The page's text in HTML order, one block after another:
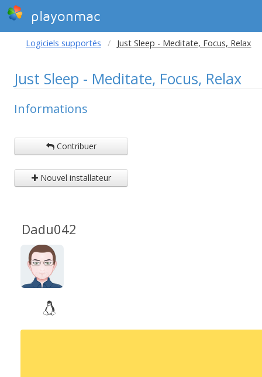
playonmac
Logiciels supportés Just Sleep - Meditate, Focus, Relax
Just Sleep - Meditate, Focus, Relax
Informations
Contribuer
Nouvel installateur
Dadu042